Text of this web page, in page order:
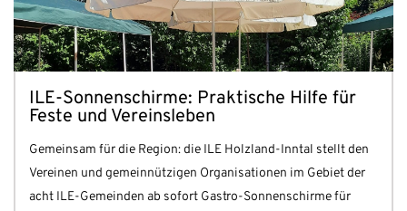
ILE-Sonnenschirme: Praktische Hilfe für
Feste und Vereinsleben
Gemeinsam für die Region: die ILE Holzland-Inntal stellt den
Vereinen und gemeinnützigen Organisationen im Gebiet der
acht ILE-Gemeinden ab sofort Gastro-Sonnenschirme für